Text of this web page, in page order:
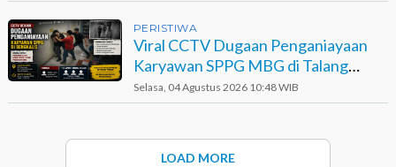
PERISTIWA
Viral CCTV Dugaan Penganiayaan
Karyawan SPPG MBG di Talang
Muandau
Selasa, 04 Agustus 2026 10:48 WIB
LOAD MORE